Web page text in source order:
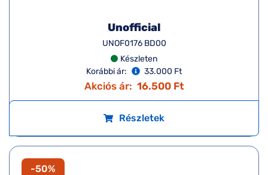
Unofficial
UNOF0176 BD00
Készleten
Korábbi ár:
33.000 Ft
Akciós ár: 16.500 Ft
Részletek
-50%